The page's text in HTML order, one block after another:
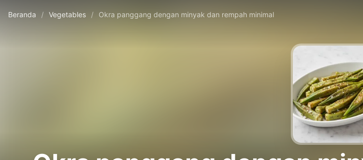
Beranda / Vegetables / Okra panggang dengan minyak dan rempah minimal